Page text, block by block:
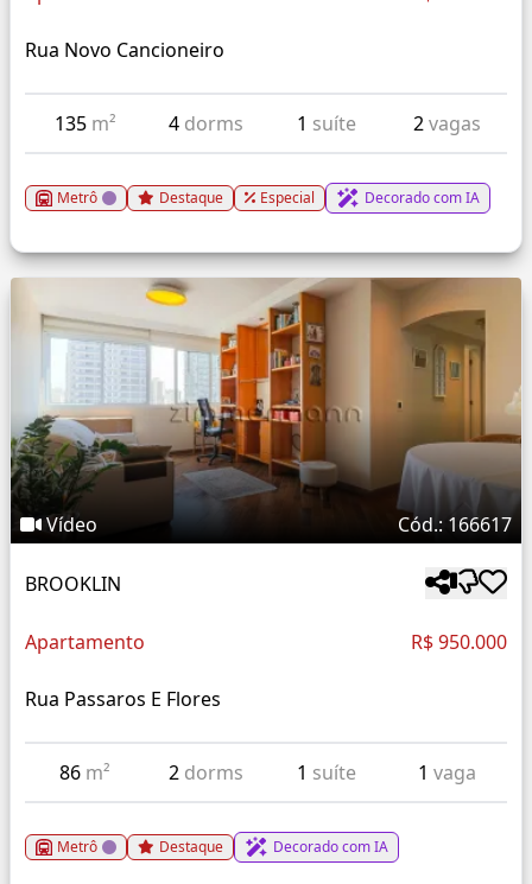
Rua Novo Cancioneiro
135 m² 4 dorms 1 suíte 2vagas
Metrô Destaque Especial Decorado com IA
Vídeo Cód.: 166617
BROOKLIN
Apartamento R$ 950.000
Rua Passaros E Flores
86 m² 2 dorms 1 suíte 1 vaga
Metrô Destaque Decorado com IA